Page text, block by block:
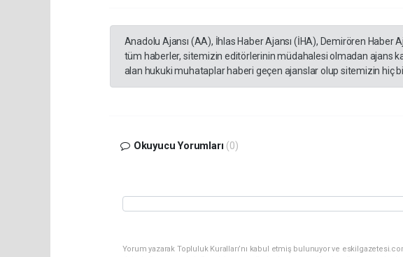
Anadolu Ajansı (AA), İhlas Haber Ajansı (İHA), Demirören Haber
tüm haberler, sitemizin editörlerinin müdahalesi olmadan ajans
alan hukuki muhataplar haberi geçen ajanslar olup sitemizin hiç
Okuyucu Yorumları (0)
Yorum yazarak Topluluk Kuralları’nı kabul etmiş bulunuyor ve